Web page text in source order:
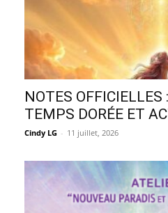
NOTES
TEMPS DORÉE ET
Cindy LG - 11 juillet, 2026